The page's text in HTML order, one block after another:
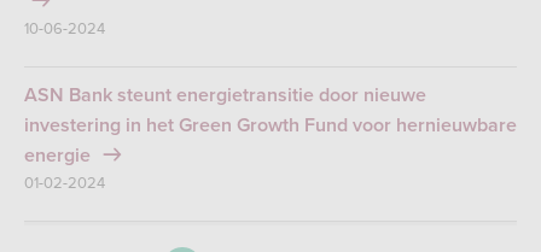
10-06-2024
ASN Bank steunt energietransitie door nieuwe
investering in het Green Growth Fund voor hernieuwbare
energie
01-02-2024